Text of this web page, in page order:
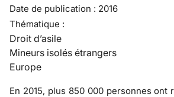
Date de publication : 2016
Thématique :
Droit d’asile
Mineurs isolés étrangers
Europe
En 2015, plus 850 000 personnes ont